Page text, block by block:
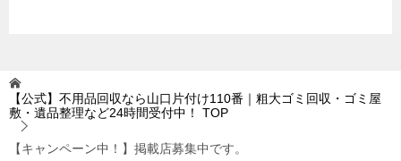
【公式】不用品回収なら山口片付け110番｜粗大ゴミ回収・ゴミ屋
敷・遺品整理など24時間受付中！
TOP
【キャンペーン中！】掲載店募集中です。